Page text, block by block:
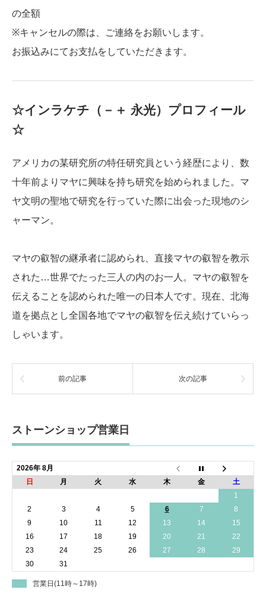
の全額
※キャンセルの際は、ご連絡をお願いします。
お振込みにてお支払をしていただきます。
☆インラケチ（－＋ 永光）プロフィール
☆
アメリカの某研究所の特任研究員という経歴により、数
十年前よりマヤに興味を持ち研究を始められました。マ
ヤ文明の聖地で研究を行っていた際に出会った現地のシ
ャーマン。
マヤの叡智の継承者に認められ、直接マヤの叡智を教示
された…世界でたった三人の内のお一人。マヤの叡智を
伝えることを認められた唯一の日本人です。現在、北海
道を拠点とし全国各地でマヤの叡智を伝え続けていらっ
しゃいます。
前の記事 次の記事
ストーンショップ営業日
2026年 8月
日
月 火 水 木 金
土
1
2
3 4 5 6 7
8
9
10 11 12 13 14
15
16
17 18 19 20 21
22
23
24 25 26 27 28
29
30
31
営業日(11時～17時)